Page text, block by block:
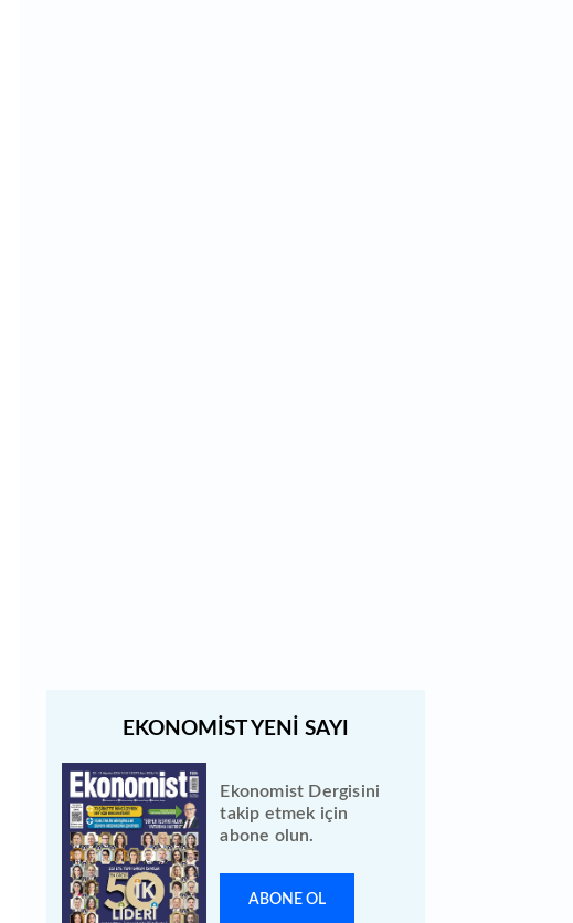
Ekonomist Dergisini
takip etmek için
abone olun.
ABONE OL